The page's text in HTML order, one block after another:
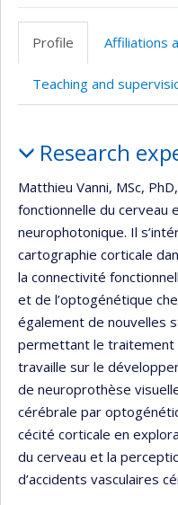
ResearchGate
Page
professionnelle
LinkedIn
Profile Affiliations
Teaching and
Research
Matthieu Vanni, MSc,
fonctionnelle du cerveau
neurophotonique. Il
cartographie corticale
la connectivité
et de l’optogénétique
également de nouvelles
permettant le traitement
travaille sur le
de neuroprothèse
cérébrale par
cécité corticale en
du cerveau et la
d’accidents vasculaires